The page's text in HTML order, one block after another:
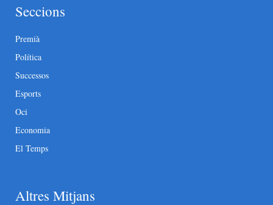
Seccions
Premià
Política
Successos
Esports
Oci
Economia
El Temps
Altres Mitjans